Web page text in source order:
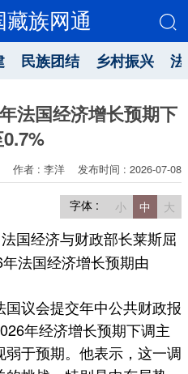
藏族网通
民族团结 乡村振兴
法国经济增长预期下
作者 : 李洋 发布时间 : 2026-07-08
字体 : 小 中 大
国经济与财政部长莱斯屈
法国经济增长预期由
议会提交年中公共财政报
年经济增长预期下调主
于预期。他表示，这一调